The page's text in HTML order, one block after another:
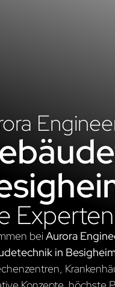
beiAurora
in